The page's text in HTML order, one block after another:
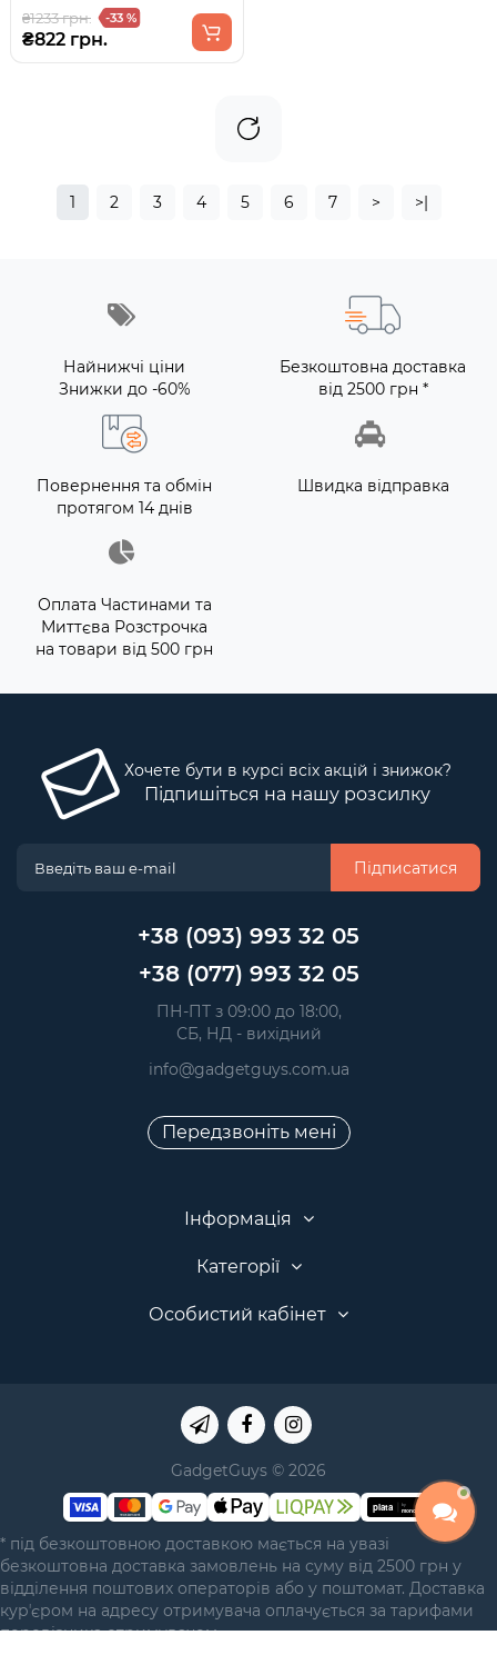
₴1233 грн. -33 %
₴822 грн.
1 2 3 4 5 6 7 > >|
Найнижчі ціни
Знижки до -60%
Безкоштовна доставка
від 2500 грн *
Повернення та обмін
протягом 14 днів
Швидка відправка
Оплата Частинами та
Миттєва Розстрочка
на товари від 500 грн
Хочете бути в курсі всіх акцій і знижок?
Підпишіться на нашу розсилку
Підписатися
+38 (093) 993 32 05
+38 (077) 993 32 05
ПН-ПТ з 09:00 до 18:00,
СБ, НД - вихідний
info@gadgetguys.com.ua
Передзвоніть мені
Інформація
Категорії
Особистий кабінет
GadgetGuys © 2026
* під безкоштовною доставкою мається на увазі
безкоштовна доставка замовлень на суму від 2500 грн у
відділення поштових операторів або у поштомат. Доставка
курʼєром на адресу отримувача оплачується за тарифами
перевізника отримувачем.